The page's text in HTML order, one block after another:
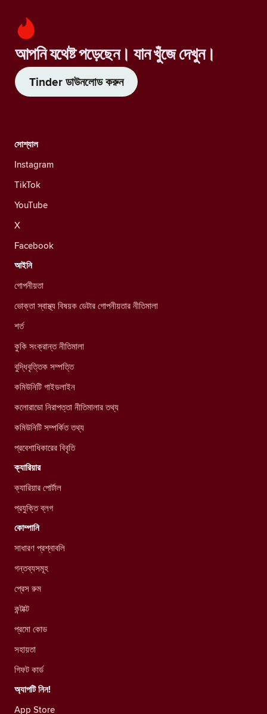
আপনি যথেষ্ট পড়েছেন। যান খুঁজে দেখুন।
Tinder ডাউনলোড করুন
সোশ্যাল
Instagram
TikTok
YouTube
X
Facebook
আইনি
গোপনীয়তা
ভোক্তা স্বাস্থ্য বিষয়ক ডেটার গোপনীয়তার নীতিমালা
শর্ত
কুকি সংক্রান্ত নীতিমালা
বুদ্ধিবৃত্তিক সম্পত্তি
কমিউনিটি গাইডলাইন
কলোরাডো নিরাপত্তা নীতিমালার তথ্য
কমিউনিটি সম্পর্কিত তথ্য
প্রবেশাধিকারের বিবৃতি
ক্যারিয়ার
ক্যারিয়ার পোর্টাল
প্রযুক্তি ব্লগ
কোম্পানি
সাধারণ প্রশ্নাবলি
গন্তব্যসমূহ
প্রেস রুম
কন্টাক্ট
প্রমো কোড
সহায়তা
গিফট কার্ড
অ্যাপটি নিন!
App Store